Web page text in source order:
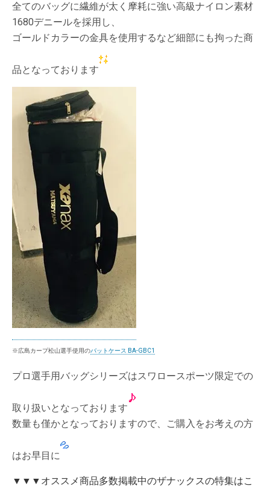
全てのバッグに繊維が太く摩耗に強い高級ナイロン素材
1680デニールを採用し、
ゴールドカラーの金具を使用するなど細部にも拘った商
品となっております
※広島カープ松山選手使用のバットケース BA-GBC1
プロ選手用バッグシリーズはスワロースポーツ限定での
取り扱いとなっております
数量も僅かとなっておりますので、ご購入をお考えの方
はお早目に
▼ ▼ ▼ オススメ商品多数掲載中のザナックスの特集はこ